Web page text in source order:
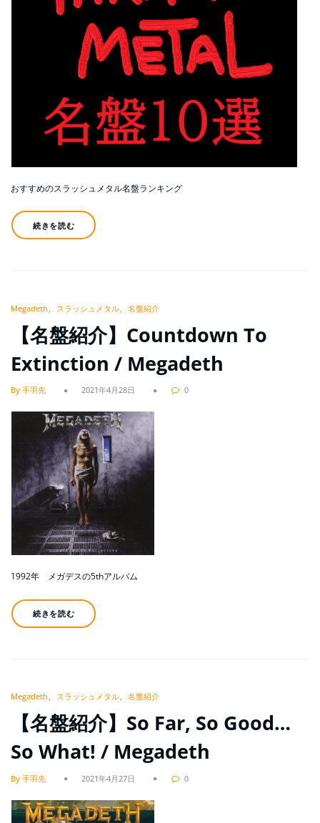
おすすめのスラッシュメタル名盤ランキング
続きを読む
Megadeth スラッシュメタル 名盤紹介
【名盤紹介】Countdown To
Extinction / Megadeth
By 手羽先 2021年4月28日 0
1992年 メガデスの5thアルバム
続きを読む
Megadeth スラッシュメタル 名盤紹介
【名盤紹介】So Far, So Good…
So What! / Megadeth
By 手羽先 2021年4月27日 0